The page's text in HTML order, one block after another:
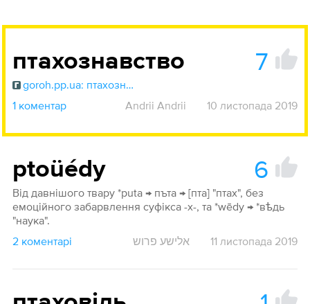
птахознавство 7
goroh.pp.ua: птахознавство
1 коментар
Andrii Andrii 10 листопада 2019
ptoüédy 6
Від давнішого твару *puta → пъта → [пта] "птах", без
емоційного забарвлення суфікса -х-, та *wēdy → *вѣдь
"наука".
2 коментарі
אלישע פרוש 11 листопада 2019